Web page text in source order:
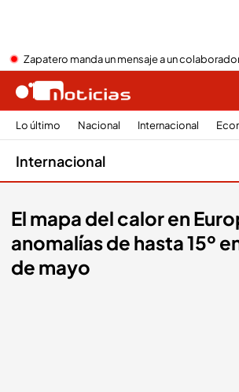
Zapatero manda un mensaje a un
Lo último Nacional Internacional
Internacional
El mapa del calor en
anomalías de hasta 15º
de mayo